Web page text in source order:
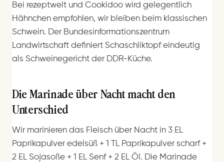
Bei rezeptwelt und Cookidoo wird gelegentlich
Hähnchen empfohlen, wir bleiben beim klassischen
Schwein. Der Bundesinformationszentrum
Landwirtschaft definiert Schaschliktopf eindeutig
als Schweinegericht der DDR-Küche.
Die Marinade über Nacht macht den
Unterschied
Wir marinieren das Fleisch über Nacht in 3 EL
Paprikapulver edelsüß + 1 TL Paprikapulver scharf +
2 EL Sojasoße + 1 EL Senf + 2 EL Öl. Die Marinade